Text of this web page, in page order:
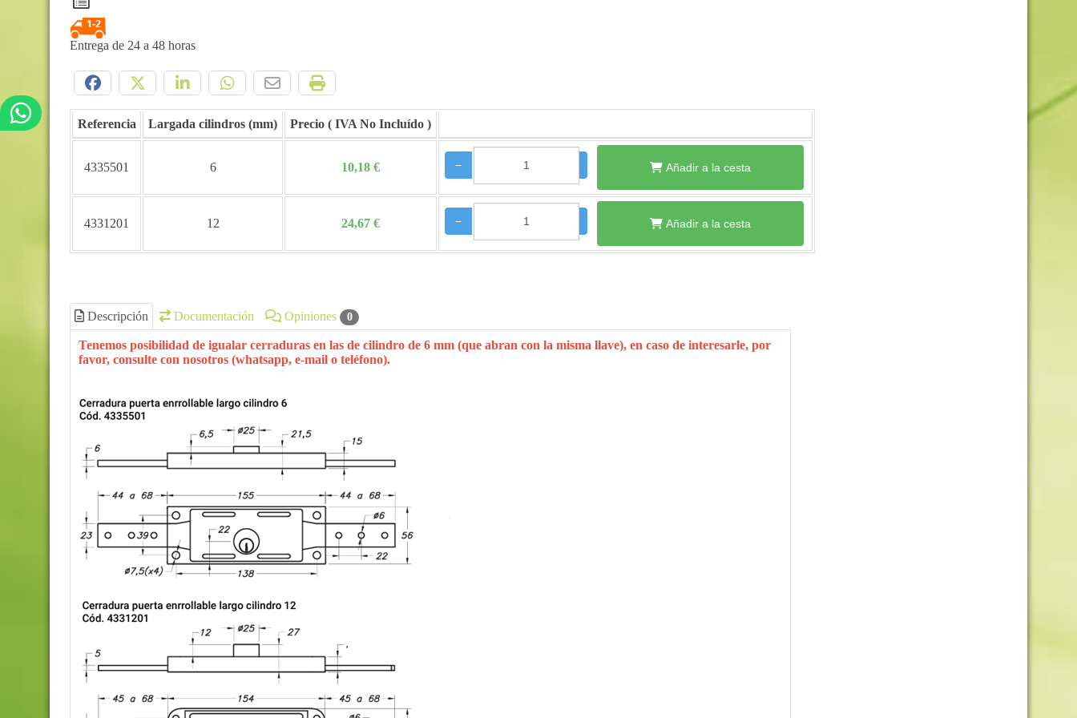
Entrega de 24 a 48 horas
Referencia Largada cilindros (mm) Precio
4335501 6 10,18 € − Añadir a la cesta
4331201 12 24,67 € − Añadir a la cesta
Descripción Documentación Opiniones 0
Tenemos posibilidad de igualar cerraduras en las de cilindro de 6 mm (que abran con la misma llave), en caso de interesarle, por
favor, consulte con nosotros (whatsapp, e-mail o teléfono).